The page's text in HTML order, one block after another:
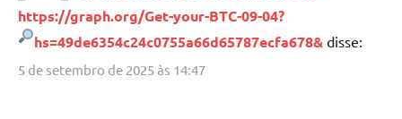
https://graph.org/Get-your-BTC-09-04?
hs=49de6354c24c0755a66d65787ecfa678&disse:
5 de setembro de 2025 às 14:47